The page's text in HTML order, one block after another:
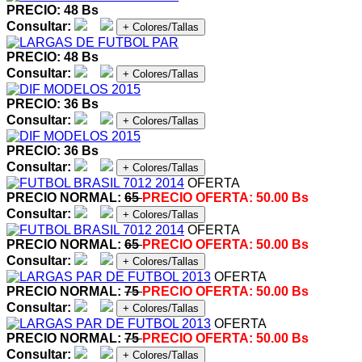
PRECIO: 48 Bs
Consultar:
+ Colores/Tallas
PRECIO: 48 Bs
Consultar:
+ Colores/Tallas
PRECIO: 36 Bs
Consultar:
+ Colores/Tallas
PRECIO: 36 Bs
Consultar:
+ Colores/Tallas
OFERTA
PRECIO NORMAL: 65PRECIO OFERTA: 50.00 Bs
Consultar:
+ Colores/Tallas
OFERTA
PRECIO NORMAL: 65PRECIO OFERTA: 50.00 Bs
Consultar:
+ Colores/Tallas
OFERTA
PRECIO NORMAL: 75PRECIO OFERTA: 50.00 Bs
Consultar:
+ Colores/Tallas
OFERTA
PRECIO NORMAL: 75PRECIO OFERTA: 50.00 Bs
Consultar:
+ Colores/Tallas